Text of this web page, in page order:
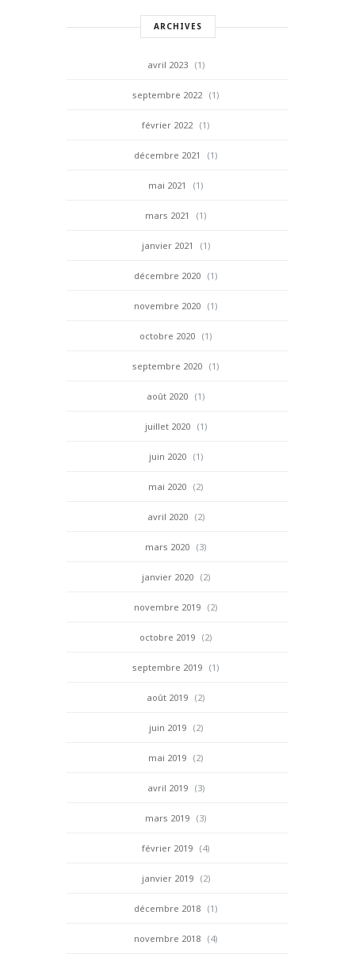
ARCHIVES
avril 2023 (1)
septembre 2022 (1)
février 2022 (1)
décembre 2021 (1)
mai 2021 (1)
mars 2021 (1)
janvier 2021 (1)
décembre 2020 (1)
novembre 2020 (1)
octobre 2020 (1)
septembre 2020 (1)
août 2020 (1)
juillet 2020 (1)
juin 2020 (1)
mai 2020 (2)
avril 2020 (2)
mars 2020 (3)
janvier 2020 (2)
novembre 2019 (2)
octobre 2019 (2)
septembre 2019 (1)
août 2019 (2)
juin 2019 (2)
mai 2019 (2)
avril 2019 (3)
mars 2019 (3)
février 2019 (4)
janvier 2019 (2)
décembre 2018 (1)
novembre 2018 (4)